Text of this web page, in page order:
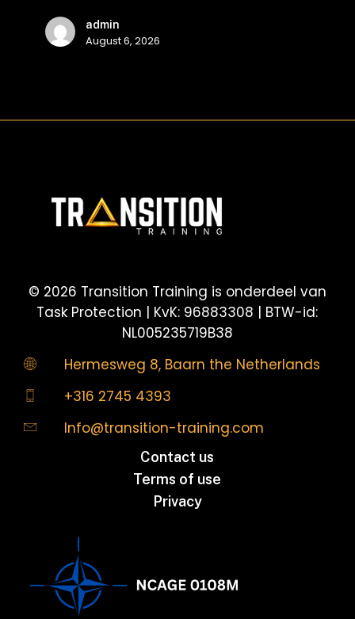
america
admin
August 6, 2026
© 2026 Transition Training is onderdeel van
Task Protection | KvK: 96883308 | BTW-id:
NL005235719B38
Hermesweg 8, Baarn the Netherlands
+316 2745 4393
Info@transition-training.com
Contact us
Terms of use
Privacy